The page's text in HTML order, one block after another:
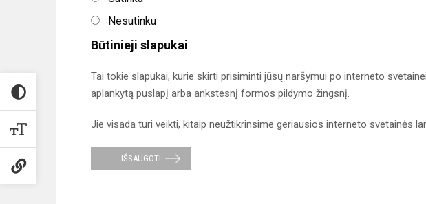
Nesutinku
Būtinieji slapukai
Tai tokie slapukai, kurie skirti prisiminti jūsų naršymui po interneto
aplankytą puslapį arba ankstesnį formos pildymo žingsnį.
Jie visada turi veikti, kitaip neužtikrinsime geriausios interneto svetainės
IŠSAUGOTI